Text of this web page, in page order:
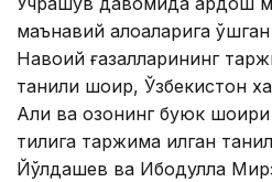
маънавий алоқаларига
Навоий ғазалларининг
таниқли шоир, Ўзбекистон
Али ва қозоқнинг буюк
тилига таржима қилган
Йўлдашев ва Ибодулла